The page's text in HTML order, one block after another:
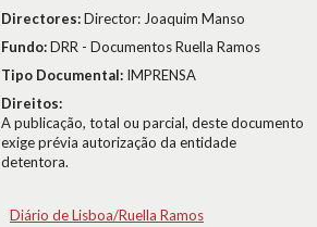
Directores:Director: Joaquim Manso
Fundo:DRR - Documentos Ruella Ramos
Tipo Documental: IMPRENSA
Direitos:
A publicação, total ou parcial, deste documento
exige prévia autorização da entidade
detentora.
Diário de Lisboa/Ruella Ramos